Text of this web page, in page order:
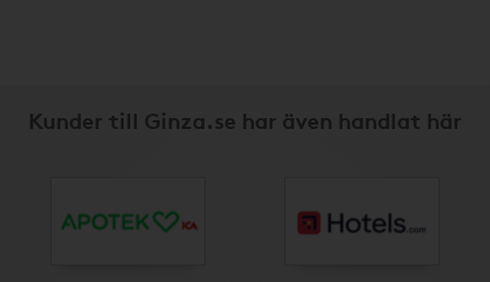
Kunder till Ginza.se har även handlat här